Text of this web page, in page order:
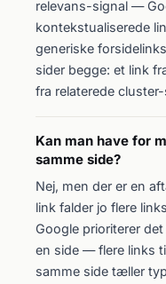
relevans-signal —
kontekstualiserede
generiske
sider begge: et link
fra relaterede cluster-
Kan man have for
samme side?
Nej, men der er en
link falder jo flere
Google prioriterer
en side — flere links
samme side tæller